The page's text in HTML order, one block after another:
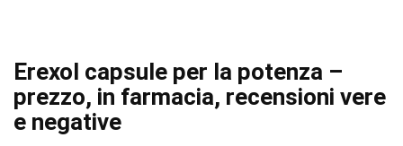
Erexol capsule per la potenza –
prezzo, in farmacia, recensioni vere
e negative